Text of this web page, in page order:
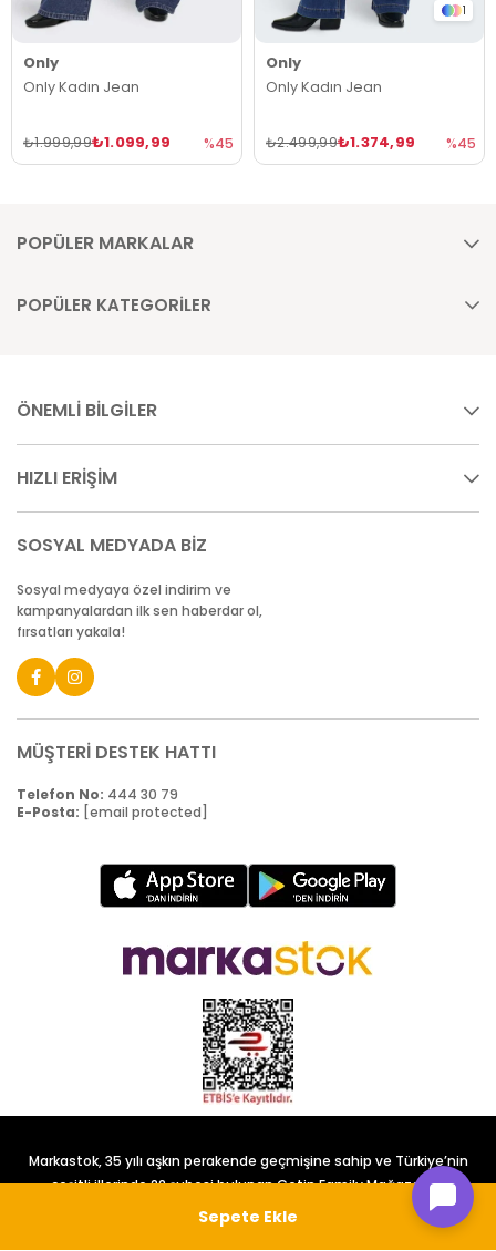
Only
Only Kadın Jean
₺1.099,99
₺1.999,99 %45
1
Only
Only Kadın Jean
₺1.374,99
₺2.499,99 %45
POPÜLER MARKALAR
POPÜLER KATEGORİLER
ÖNEMLİ BİLGİLER
HIZLI ERİŞİM
SOSYAL MEDYADA BİZ
Sosyal medyaya özel indirim ve
kampanyalardan ilk sen haberdar ol,
fırsatları yakala!
MÜŞTERİ DESTEK HATTI
Telefon No: 444 30 79
E-Posta: [email protected]
Markastok, 35 yılı aşkın perakende geçmişine sahip ve Türkiye’nin
çeşitli illerinde 22 şubesi bulunan Çetin Family Mağazacılık
tarafından kurulmuştur.